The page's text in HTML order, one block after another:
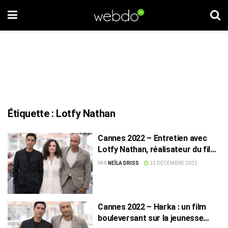
Étiquette : Lotfy Nathan
Cannes 2022 – Entretien avec
Lotfy Nathan, réalisateur du film
Harka
PAR NEÏLA DRISS 22 DÉCEMBRE 2022
Cannes 2022 – Harka : un film
bouleversant sur la jeunesse